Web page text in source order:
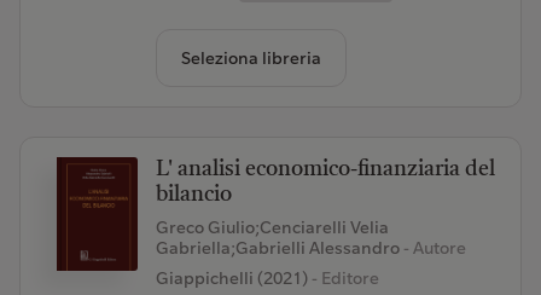
Seleziona libreria
L' analisi economico-finanziaria del
bilancio
Greco Giulio;Cenciarelli Velia
Gabriella;Gabrielli Alessandro - Autore
Giappichelli (2021)- Editore